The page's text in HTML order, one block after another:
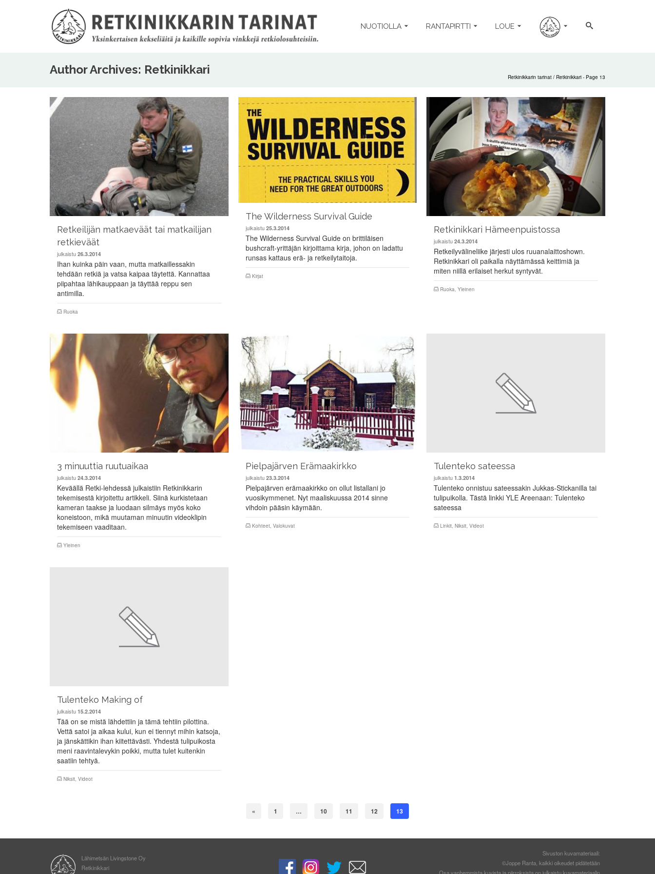
NUOTIOLLA RANTAPIRTTI LOUE
Author Archives: Retkinikkari
Retkinikkarin tarinat / Retkinikkari - Page 13
Retkeilijän matkaeväät tai matkailijan
retkieväät
julkaistu 26.3.2014
Ihan kuinka päin vaan, mutta matkaillessakin
tehdään retkiä ja vatsa kaipaa täytettä. Kannattaa
piipahtaa lähikauppaan ja täyttää reppu sen
antimilla.
Ruoka
The Wilderness Survival Guide
julkaistu 25.3.2014
The Wilderness Survival Guide on brittiläisen
bushcraft-yrittäjän kirjoittama kirja, johon on ladattu
runsas kattaus erä- ja retkeilytaitoja.
Kirjat
Retkinikkari Hämeenpuistossa
julkaistu24.3.2014
Retkeilyvälineliike järjesti ulos ruuanalaittoshown.
Retkinikkari oli paikalla näyttämässä keittimiä ja
miten niillä erilaiset herkut syntyvät.
Ruoka ,Yleinen
3 minuuttia ruutuaikaa
julkaistu 24.3.2014
Keväällä Retki-lehdessä julkaistiin Retkinikkarin
tekemisestä kirjoitettu artikkeli. Siinä kurkistetaan
kameran taakse ja luodaan silmäys myös koko
koneistoon, mikä muutaman minuutin videoklipin
tekemiseen vaaditaan.
Yleinen
Pielpajärven Erämaakirkko
julkaistu 23.3.2014
Pielpajärven erämaakirkko on ollut listallani jo
vuosikymmenet. Nyt maaliskuussa 2014 sinne
vihdoin pääsin käymään.
Kohteet, Valokuvat
Tulenteko sateessa
julkaistu1.3.2014
Tulenteko onnistuu sateessakin Jukkas-Stickanilla tai
tulipuikolla. Tästä linkki YLE Areenaan: Tulenteko
sateessa
Linkit,Niksit,Videot
Tulenteko Making of
julkaistu 15.2.2014
Tää on se mistä lähdettiin ja tämä tehtiin pilottina.
Vettä satoi ja aikaa kului, kun ei tiennyt mihin katsoja,
ja jänskättikin ihan kiitettävästi. Yhdestä tulipuikosta
meni raavintalevykin poikki, mutta tulet kuitenkin
saatiin tehtyä.
Niksit, Videot
« 1 … 10 11 12 13
Lähimetsän Livingstone Oy
Retkinikkari
Sivuston kuvamateriaali:
©Joppe Ranta, kaikki oikeudet pidätetään